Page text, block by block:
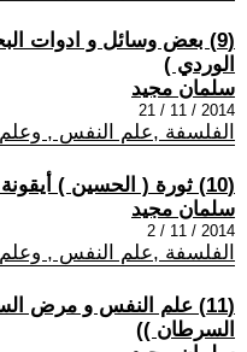
(9) بعض وسائل و ادوات
الوردي )
سلمان مجيد
2014 / 11 / 21
الفلسفة ,علم النفس , وعلم
(10) ثورة ( الحسين ) أيقونة ألتأريخ
سلمان مجيد
2014 / 11 / 2
الفلسفة ,علم النفس , وعلم
(11) علم النفس و مرض
السرطان ))